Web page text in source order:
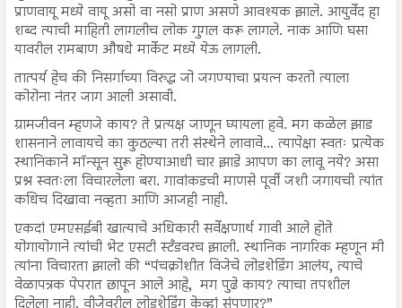
प्राणवायू मध्ये वायू असो वा नसो प्राण असणे आवश्यक झाले. आयुर्वेद हा
शब्द त्याची माहिती लागलीच लोक गुगल करू लागले. नाक आणि घसा
यावरील रामबाण औषधे मार्केट मध्ये येऊ लागली.
तात्पर्य हेच की निसर्गाच्या विरुद्ध जो जगण्याचा प्रयत्न करतो त्याला
कोरोना नंतर जाग आली असावी.
ग्रामजीवन म्हणजे काय? ते प्रत्यक्ष जाणून घ्यायला हवे. मग कळेल झाड
शासनाने लावायचे का कुठल्या तरी संस्थेने लावावे... त्यापेक्षा स्वतः प्रत्येक
स्थानिकाने मॉन्सून सुरू होण्याआधी चार झाडे आपण का लावू नये? असा
प्रश्न स्वतःला विचारलेला बरा. गावांकडची माणसे पूर्वी जशी जगायची त्यांत
कधिच दिखावा नव्हता आणि आजही नाही.
एकदां एमएसईबी खात्याचे अधिकारी सर्वेक्षणार्थ गावी आले होते
योगायोगाने त्यांची भेट एसटी स्टॅंडवरच झाली. स्थानिक नागरिक म्हणून मी
त्यांना विचारता झालो की “पंचक्रोशीत विजेचे लोडशेडिंग आलंय, त्याचे
वेळापत्रक पेपरात छापून आले आहे, मग पुढे काय? त्याचा तपशील